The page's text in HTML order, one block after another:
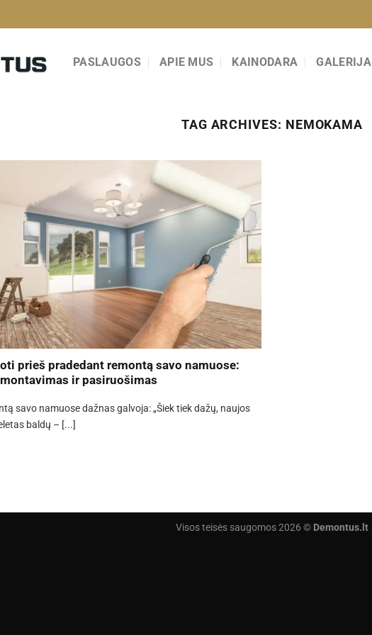
PASLAUGOS APIE MUS KAINODARA GALERIJA
TAG ARCHIVES: NEMOKAMA
prieš pradedant remontą savo namuose:
ir pasiruošimas
savo namuose dažnas galvoja: „Šiek tiek dažų, naujos
baldų – [...]
Visos teisės saugomos 2026 © Demontus.lt